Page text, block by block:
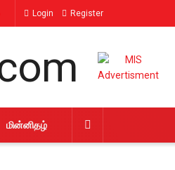
Login Register
மின்னிதழ்